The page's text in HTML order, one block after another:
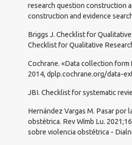
research question construction
construction and evidence
Briggs J. Checklist for
Checklist for Qualitative
Cochrane. «Data collection
2014, dplp.cochrane.org/data-
JBI. Checklist for systematic
Hernández Vargas M. Pasar por
obstétrica. Rev Wímb Lu.
sobre violencia obstétrica -